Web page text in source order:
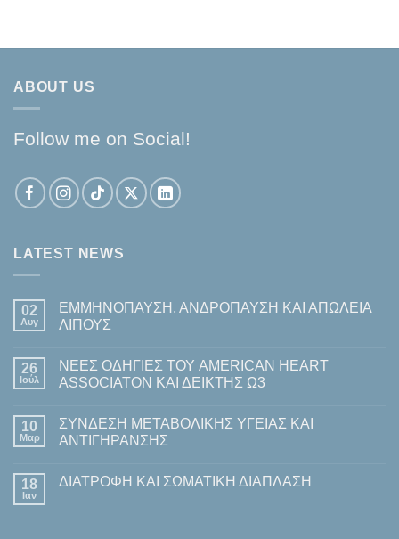
ABOUT US
Follow me on Social!
LATEST NEWS
02
Αυγ
ΕΜΜΗΝΟΠΑΥΣΗ, ΑΝΔΡΟΠΑΥΣΗ ΚΑΙ ΑΠΩΛΕΙΑ
ΛΙΠΟΥΣ
σχόλια
στο
ΕΜΜΗΝΟΠΑΥΣΗ,
ΑΠΩΛΕΙΑ
ΛΙΠΟΥΣ
26
Ιούλ
ΝΕΕΣ ΟΔΗΓΙΕΣ ΤΟΥ AMERICAN HEART
ASSOCIATON ΚΑΙ ΔΕΙΚΤΗΣ Ω3
σχόλια
στο
ΝΕΕΣ
AMERICAN
10
Μαρ
ΣΥΝΔΕΣΗ ΜΕΤΑΒΟΛΙΚΗΣ ΥΓΕΙΑΣ ΚΑΙ
ΑΝΤΙΓΗΡΑΝΣΗΣ
σχόλια
18
Ιαν
ΔΙΑΤΡΟΦΗ ΚΑΙ ΣΩΜΑΤΙΚΗ ΔΙΑΠΛΑΣΗ